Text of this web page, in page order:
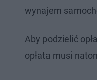
wynajem
Aby podzielić
opłata musi